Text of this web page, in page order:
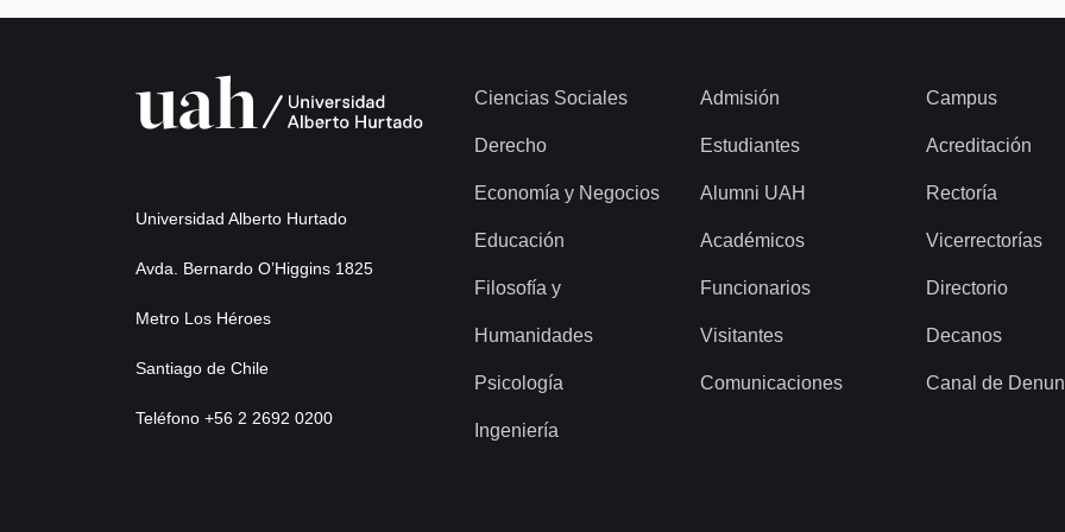
Universidad Alberto Hurtado
Avda. Bernardo O’Higgins 1825
Metro Los Héroes
Santiago de Chile
Teléfono +56 2 2692 0200
Ciencias Sociales
Derecho
Economía y Negocios
Educación
Filosofía y
Humanidades
Psicología
Ingeniería
Admisión
Estudiantes
Alumni UAH
Académicos
Funcionarios
Visitantes
Comunicaciones
Campus
Acreditación
Rectoría
Vicerrectorías
Directorio
Decanos
Canal de